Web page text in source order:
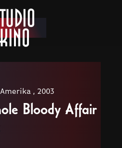
, 2003
Bloody Affair